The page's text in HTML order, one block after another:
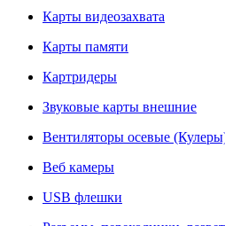
Карты видеозахвата
Карты памяти
Картридеры
Звуковые карты внешние
Вентиляторы осевые
Веб камеры
USB флешки